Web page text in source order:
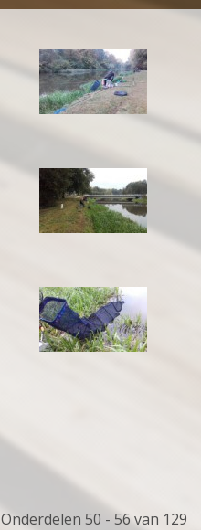
Onderdelen 50 - 56 van 129